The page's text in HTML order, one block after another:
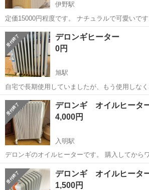
伊野駅
定価15000円程度です。 ナチュラルで可愛いです
た。動作確認はしてます。 リモコンがなくなっ
した。使う分には全く問題ありません。
高知 吾川郡 伊野駅 季節、空調家電
デロンギヒーター
0円
旭駅
自宅で長期使用していましたが、もう使用しなく
たいと思います。 まだまだ現役で使えます。 喫煙者が所有していたた
め、ヤニによる変色があります。 型番DHC-701R 取扱説明書はありま
せん。
高知 高知市 季節、空調家電
デロンギ オイルヒータ
4,000円
入明駅
デロンギのオイルヒーターです。 購入してから
高知 高知市 入明駅 季節、空調家電
デロンギ オイルヒータ
1,500円